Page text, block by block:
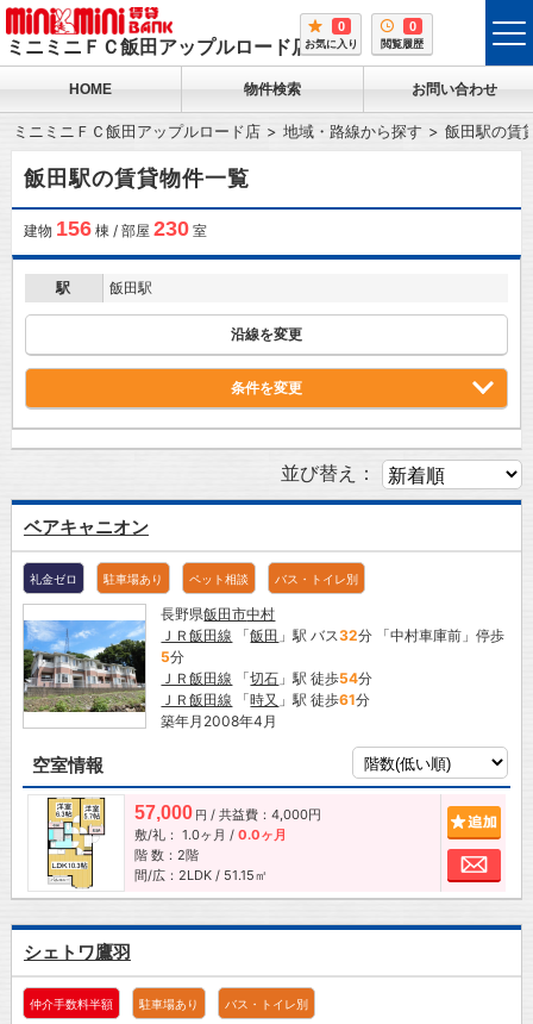
ミニミニＦＣ飯田アップルロード店
0
お気に入り
0
閲覧履歴
HOME 物件検索 お問い合わせ
ミニミニＦＣ飯田アップルロード店 地域・路線から探す 飯田駅の賃
飯田駅の賃貸物件一覧
建物 156棟 / 部屋 230室
駅 飯田駅
沿線を変更
条件を変更
並び替え：
ベアキャニオン
礼金ゼロ 駐車場あり ペット相談 バス・トイレ別
長野県飯田市中村
ＪＲ飯田線 「飯田 」駅 バス32分 「中村車庫前」停歩
5分
ＪＲ飯田線 「切石 」駅 徒歩54分
ＪＲ飯田線 「時又 」駅 徒歩61分
築年月2008年4月
空室情報
57,000 円 / 共益費：4,000円
敷/礼： 1.0ヶ月 / 0.0ヶ月
階 数：2階
間/広：2LDK / 51.15㎡
お
シェトワ鷹羽
仲介手数料半額 駐車場あり バス・トイレ別